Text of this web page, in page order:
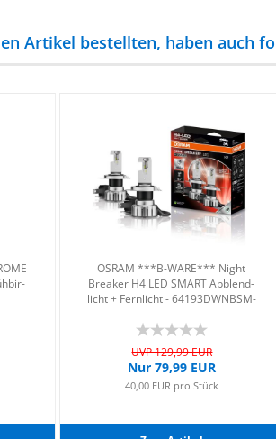
Artikel bestellten, haben auch
OSRAM ***B-​WARE*** Night
Brea­ker H4 LED SMART Ab­blend­
licht + Fern­licht - 64193DWNBSM-​​
UVP 129,99 EUR
Nur 79,99 EUR
40,00 EUR pro Stück